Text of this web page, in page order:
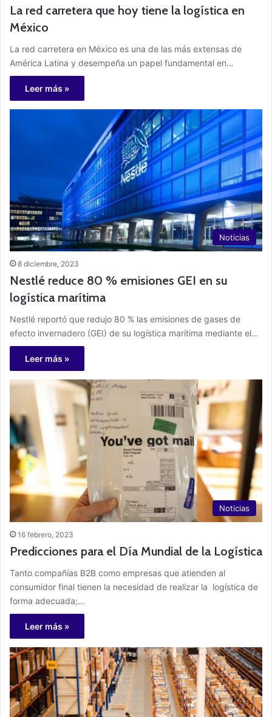
La red carretera que hoy tiene la logística en
México
La red carretera en México es una de las más extensas de
América Latina y desempeña un papel fundamental en…
Leer más »
Noticias
8 diciembre, 2023
Nestlé reduce 80 % emisiones GEI en su
logística marítima
Nestlé reportó que redujo 80 % las emisiones de gases de
efecto invernadero (GEI) de su logística marítima mediante el…
Leer más »
Noticias
16 febrero, 2023
Predicciones para el Día Mundial de la Logística
Tanto compañías B2B como empresas que atienden al
consumidor final tienen la necesidad de realizar la logística de
forma adecuada;…
Leer más »